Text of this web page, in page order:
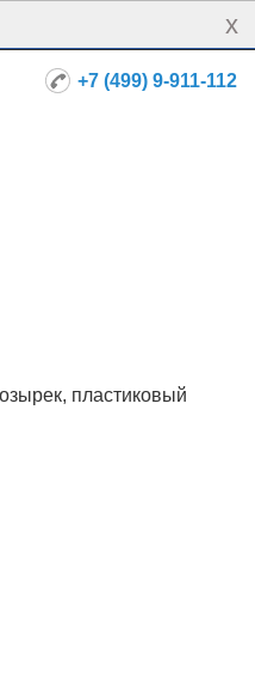
+7 (499) 9-911-112
пластиковый
x